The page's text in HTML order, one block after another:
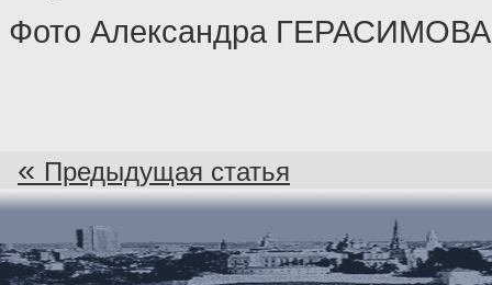
Фото Александра
« Предыдущая статья